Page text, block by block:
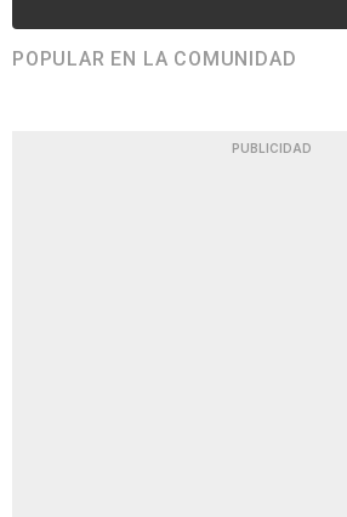
POPULAR EN LA COMUNIDAD
PUBLICIDAD